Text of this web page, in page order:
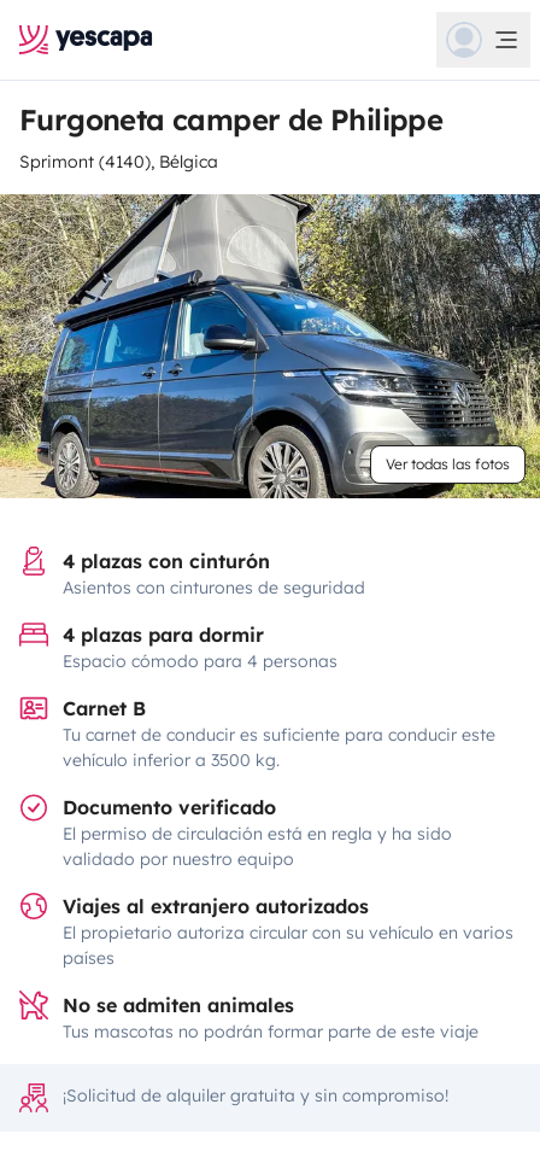
Furgoneta camper de Philippe
Sprimont (4140), Bélgica
Ver todas las fotos
4 plazas con cinturón
Asientos con cinturones de seguridad
4 plazas para dormir
Espacio cómodo para 4 personas
Carnet B
Tu carnet de conducir es suficiente para conducir este
vehículo inferior a 3500 kg.
Documento verificado
El permiso de circulación está en regla y ha sido
validado por nuestro equipo
Viajes al extranjero autorizados
El propietario autoriza circular con su vehículo en varios
países
No se admiten animales
Tus mascotas no podrán formar parte de este viaje
¡Solicitud de alquiler gratuita y sin compromiso!